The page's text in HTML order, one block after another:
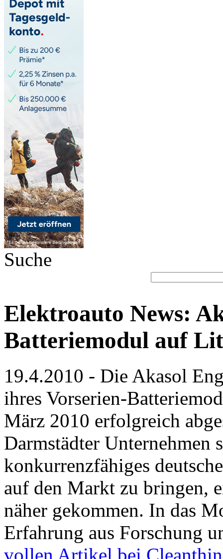
Suche
Elektroauto News:
Batteriemodul auf
19.4.2010 - Die Akasol
ihres Vorserien-
März 2010 erfolgreich
Darmstädter
konkurrenzfähiges
auf den Markt zu bringen,
näher gekommen. In das
Erfahrung aus Forschung
vollen Artikel bei